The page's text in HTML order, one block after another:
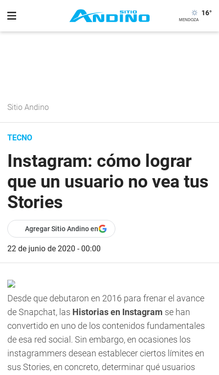
16°
Sitio Andino
TECNO
Instagram: cómo lograr
que un usuario no vea tus
Stories
Agregar Sitio Andino en
22 de junio de 2020 - 00:00
Desde que debutaron en 2016 para frenar el avance
de Snapchat, las Historias en Instagram se han
convertido en uno de los contenidos fundamentales
de esa red social. Sin embargo, en ocasiones los
instagrammers desean establecer ciertos límites en
sus Stories, en concreto, determinar qué usuarios